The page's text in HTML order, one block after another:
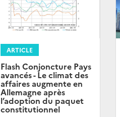
ARTICLE
Flash Conjoncture Pays
avancés - Le climat des
affaires augmente en
Allemagne après
l’adoption du paquet
constitutionnel